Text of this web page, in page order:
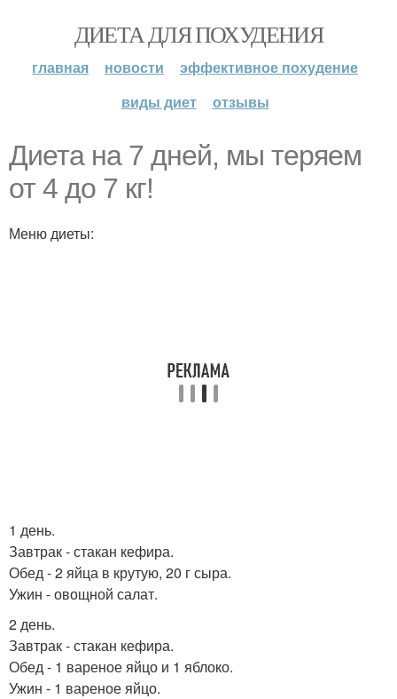
ДИЕТА ДЛЯ ПОХУДЕНИЯ
главная новости
эффективное похудение
виды диет
отзывы
Диета на 7 дней, мы теряем
от 4 до 7 кг!
Меню диеты:
1 день.
Завтрак - стакан кефира.
Обед - 2 яйца в крутую, 20 г сыра.
Ужин - овощной салат.
2 день.
Завтрак - стакан кефира.
Обед - 1 вареное яйцо и 1 яблоко.
Ужин - 1 вареное яйцо.